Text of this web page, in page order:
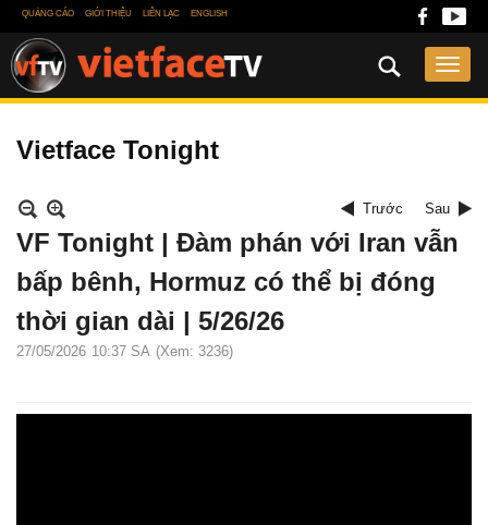
QUẢNG CÁO GIỚI THIỆU LIÊN LẠC ENGLISH
Vietface Tonight
Trước Sau
VF Tonight | Đàm phán với Iran vẫn
bấp bênh, Hormuz có thể bị đóng
thời gian dài | 5/26/26
27/05/2026 10:37 SA (Xem: 3236)